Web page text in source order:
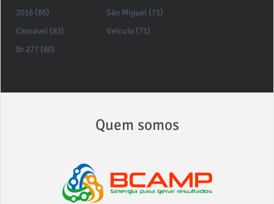
2016 (85)
Cascavel (83)
Br 277 (80)
São Miguel (71)
Veículo (71)
Quem somos